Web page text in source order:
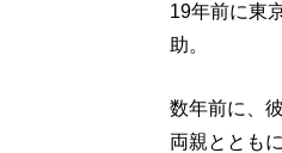
19年前に東
助。
数年前に、
両親ととも